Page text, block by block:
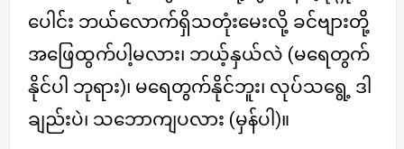
ပေါင်း ဘယ်လောက်ရှိသတုံးမေးလို့ ခင်ဗျားတို့
အဖြေထွက်ပါ့မလား၊ ဘယ့်နှယ်လဲ (မရေတွက်
နိုင်ပါ ဘုရား)၊ မရေတွက်နိုင်ဘူး၊ လုပ်သရွေ့ ဒါ
ချည်းပဲ၊ သဘောကျပလား (မှန်ပါ)။